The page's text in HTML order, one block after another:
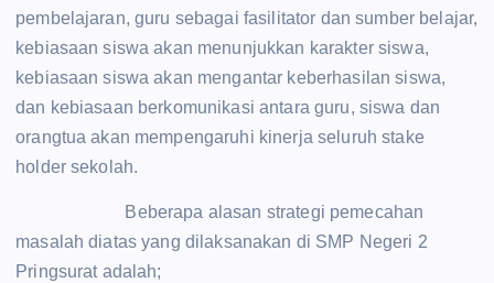
pembelajaran, guru sebagai fasilitator dan sumber belajar,
kebiasaan siswa akan menunjukkan karakter siswa,
kebiasaan siswa akan mengantar keberhasilan siswa,
dan kebiasaan berkomunikasi antara guru, siswa dan
orangtua akan mempengaruhi kinerja seluruh stake
holder sekolah.
Beberapa alasan strategi pemecahan
masalah diatas yang dilaksanakan di SMP Negeri 2
Pringsurat adalah;